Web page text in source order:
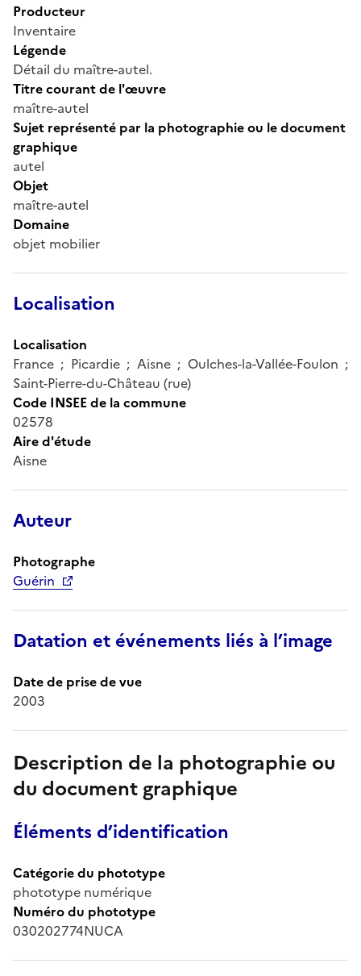
Producteur
Inventaire
Légende
Détail du maître-autel.
Titre courant de l'œuvre
maître-autel
Sujet représenté par la photographie ou le document
graphique
autel
Objet
maître-autel
Domaine
objet mobilier
Localisation
Localisation
France ; Picardie ; Aisne ; Oulches-la-Vallée-Foulon ;
Saint-Pierre-du-Château (rue)
Code INSEE de la commune
02578
Aire d'étude
Aisne
Auteur
Photographe
Guérin
Datation et événements liés à l’image
Date de prise de vue
2003
Description de la photographie ou
du document graphique
Éléments d’identification
Catégorie du phototype
phototype numérique
Numéro du phototype
030202774NUCA